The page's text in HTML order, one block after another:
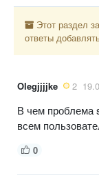
Этот раздел
ответы
Olegjjjjke 2
В чем проблема
всем
0